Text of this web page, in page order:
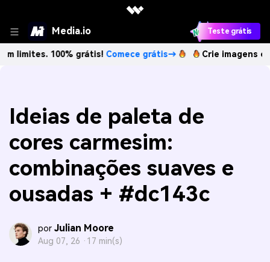
Media.io Teste grátis
100% grátis!Comece grátis→ Crie imagens com IA
Ideias de paleta de
cores carmesim:
combinações suaves e
ousadas + #dc143c
por Julian Moore
Aug 07, 26 · 17 min(s)